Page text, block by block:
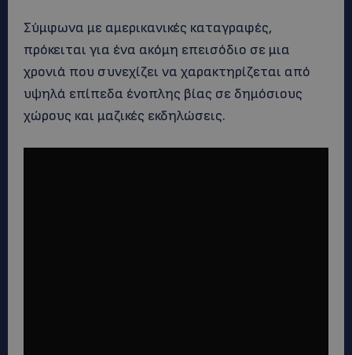
Σύμφωνα με αμερικανικές καταγραφές,
πρόκειται για ένα ακόμη επεισόδιο σε μια
χρονιά που συνεχίζει να χαρακτηρίζεται από
υψηλά επίπεδα ένοπλης βίας σε δημόσιους
χώρους και μαζικές εκδηλώσεις.